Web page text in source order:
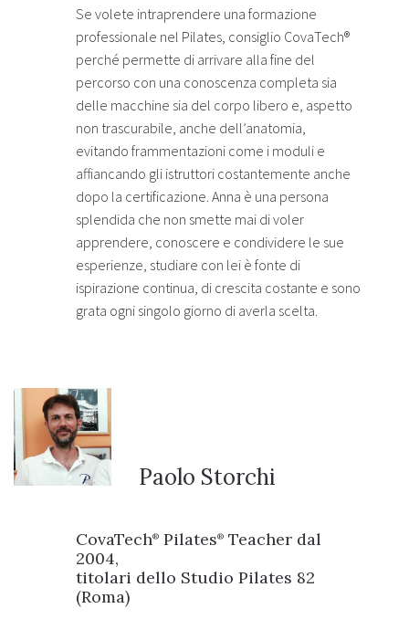
Se volete intraprendere una formazione
professionale nel Pilates, consiglio CovaTech®
perché permette di arrivare alla fine del
percorso con una conoscenza completa sia
delle macchine sia del corpo libero e, aspetto
non trascurabile, anche dell’anatomia,
evitando frammentazioni come i moduli e
affiancando gli istruttori costantemente anche
dopo la certificazione. Anna è una persona
splendida che non smette mai di voler
apprendere, conoscere e condividere le sue
esperienze, studiare con lei è fonte di
ispirazione continua, di crescita costante e sono
grata ogni singolo giorno di averla scelta.
Paolo Storchi
CovaTech® Pilates® Teacher dal
2004,
titolari dello Studio Pilates 82
(Roma)